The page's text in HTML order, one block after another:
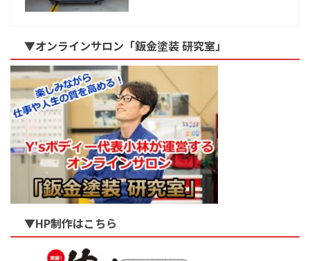
▼オンラインサロン「鈑金塗装 研究室」
▼HP制作はこちら